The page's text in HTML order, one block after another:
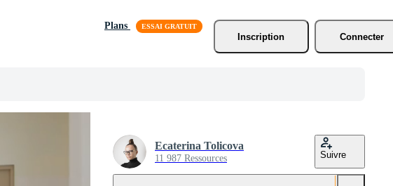
Plans
Inscription
Connecter
Ecaterina Tolicova
11 987 Ressources Suivre